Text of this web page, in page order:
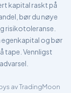
kapital raskt på
bør du nøye
risikotoleranse.
egenkapital og bør
tape. Vennligst
av TradingMoon